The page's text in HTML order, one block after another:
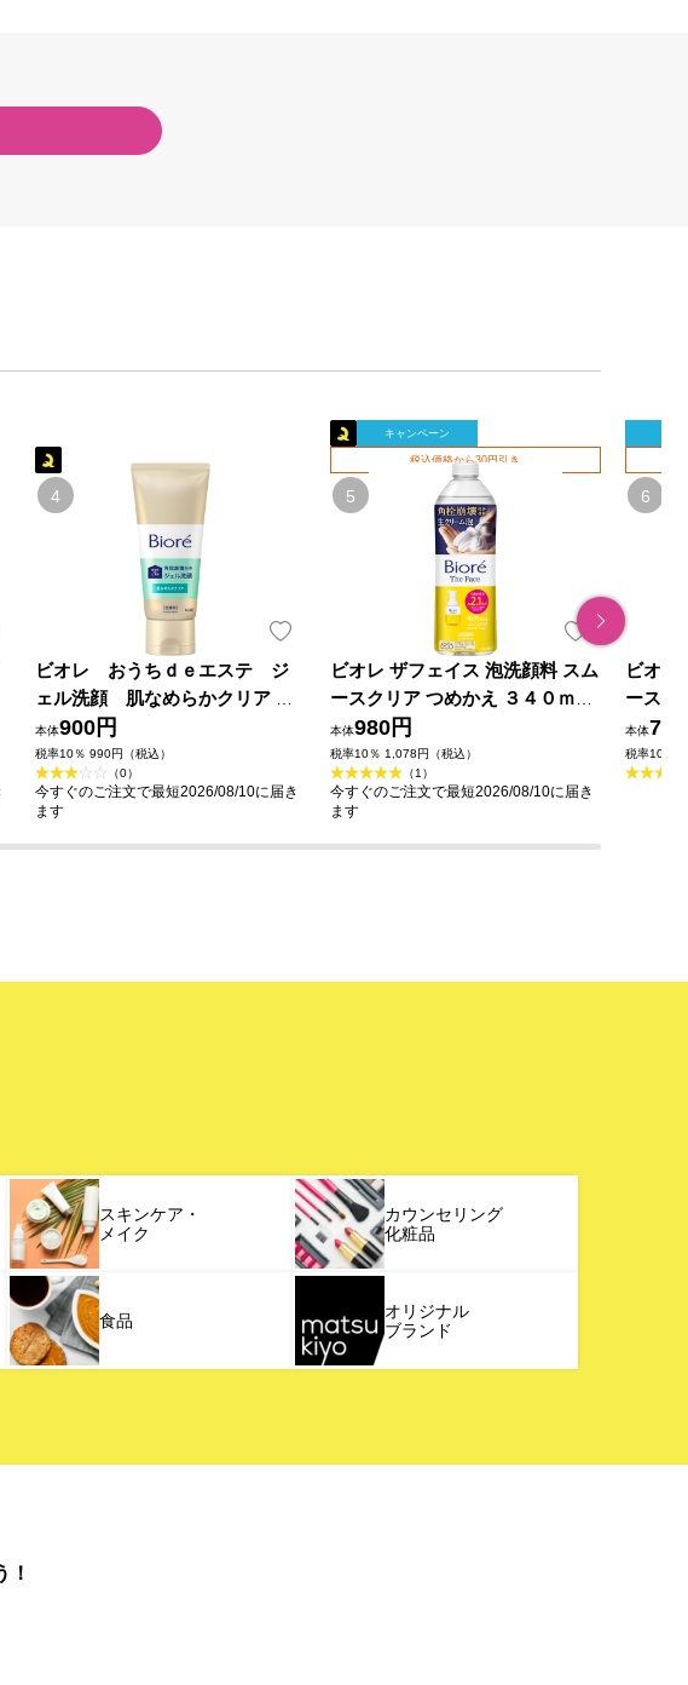
ビオレ おうちｄｅエステ ジ
ェル洗顔 肌なめらかクリア １
８０ｇ 花王
本体900円
税率10％ 990円（税込）
（0）
今すぐのご注文で最短2026/08/10に届き
ます
キャンペーン
税込価格から30円引き
ビオレ ザフェイス 泡洗顔料 スム
ースクリア つめかえ ３４０ｍｌ
花王
本体980円
税率10％ 1,078円（税込）
（1）
今すぐのご注文で最短2026/08/10に届き
ます
ビオレ
ースク
本体
税率10％
スキンケア・
メイク
カウンセリング
化粧品
食品
オリジナル
ブランド
！